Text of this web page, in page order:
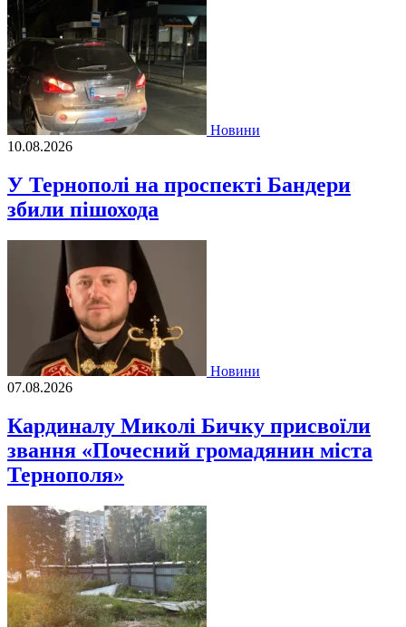
Новини
10.08.2026
У Тернополі на проспекті Бандери
збили пішохода
Новини
07.08.2026
Кардиналу Миколі Бичку присвоїли
звання «Почесний громадянин міста
Тернополя»